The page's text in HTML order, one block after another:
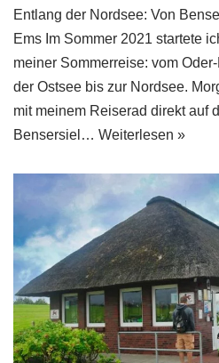
Entlang der Nordsee: Von
Ems Im Sommer 2021 startete
meiner Sommerreise: vom
der Ostsee bis zur Nordsee.
mit meinem Reiserad direkt auf
Bensersiel… Weiterlesen »